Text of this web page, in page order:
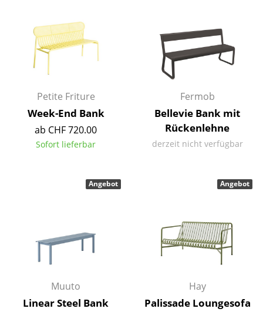
Einzelteile
... alle Aufbewahrungsmöbel
Hängeleuchten & Deckenleuchten
Tischleuchten
Stehleuchten & Leseleuchten
Outdoor-Leuchten
... alle Leuchten
Petite Friture
Week-End Bank
ab CHF 720.00
Sofort lieferbar
Fermob
Bellevie Bank mit
Rückenlehne
derzeit nicht verfügbar
Muuto
Linear Steel Bank
Angebot
Hay
Palissade Loungesofa
Angebot